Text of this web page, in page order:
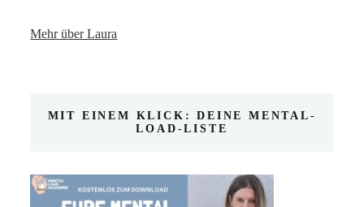
Mehr über Laura
MIT EINEM KLICK: DEINE MENTAL-
LOAD-LISTE